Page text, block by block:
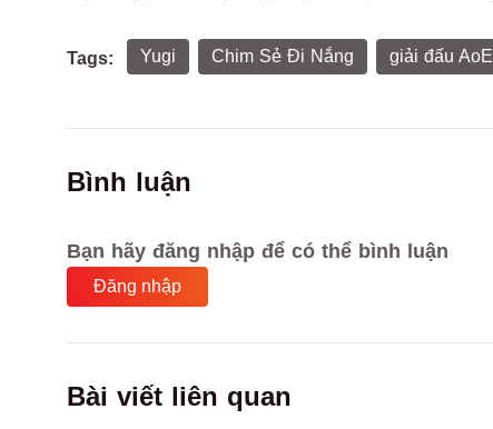
Tags: Yugi Chim Sẻ Đi Nắng giải đấu AoE
Bình luận
Bạn hãy đăng nhập để có thể bình luận
Đăng nhập
Bài viết liên quan